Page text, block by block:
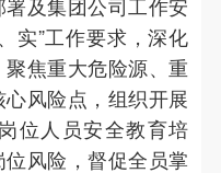
实”工作要求，深化
焦重大危险源、重
风险点，组织开展
位人员安全教育培
风险，督促全员掌